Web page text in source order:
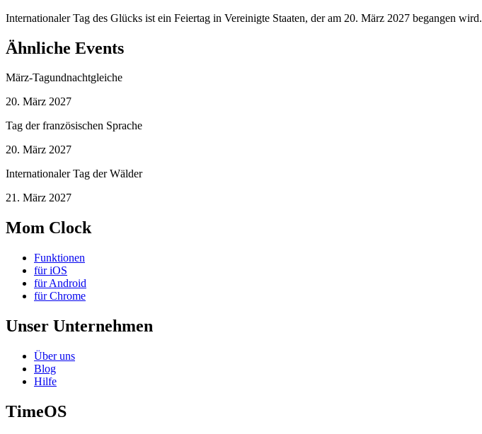
Internationaler Tag des Glücks ist ein Feiertag in Vereinigte Staaten, der am 20. März 2027 begangen wird.
Ähnliche Events
März-Tagundnachtgleiche
20. März 2027
Tag der französischen Sprache
20. März 2027
Internationaler Tag der Wälder
21. März 2027
Mom Clock
Funktionen
für iOS
für Android
für Chrome
Unser Unternehmen
Über uns
Blog
Hilfe
TimeOS